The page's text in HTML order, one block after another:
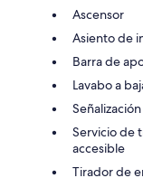
Ascensor
Asiento de
Barra de
Lavabo a
Servicio de
accesible
Tirador de